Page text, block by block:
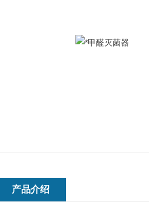
产品介绍